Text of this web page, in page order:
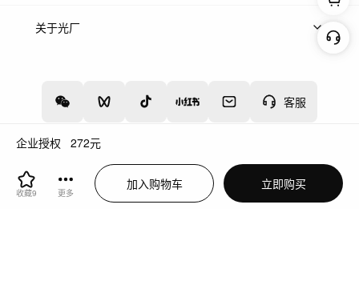
企业授权 272元
收藏9 更多
加入购物车 立即购买
客服
上架服务
关于光厂
增值电信业务经营许可证：川B2-20160192
蜀ICP备12020238号-4
川公网安备51019002000262
违法和不良信息举报中心